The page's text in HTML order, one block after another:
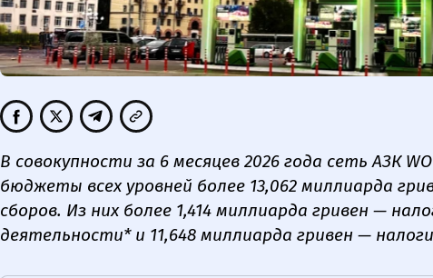
В совокупности за 6 месяцев 2026 года сеть АЗК
бюджеты всех уровней более 13,062 миллиарда
сборов. Из них более 1,414 миллиарда гривен —
деятельности* и 11,648 миллиарда гривен —